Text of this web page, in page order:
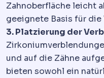
Zahnoberfläche leicht
geeignete Basis für die
3. Platzierung der
und auf die Zähne
bieten sowohl ein